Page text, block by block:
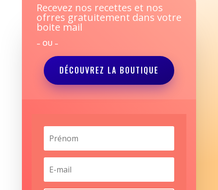
Recevez nos recettes et nos
ofrres gratuitement dans votre
boite mail
– OU –
DÉCOUVREZ LA BOUTIQUE